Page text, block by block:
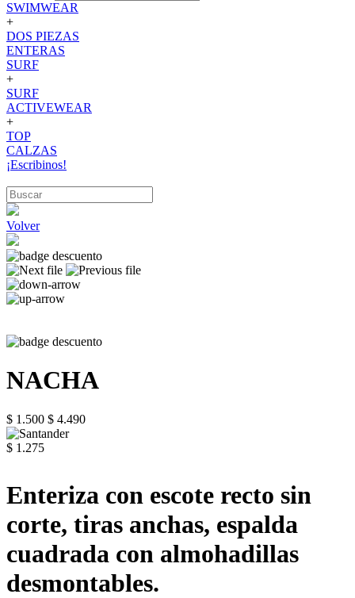
SWIMWEAR
+
DOS PIEZAS
ENTERAS
SURF
+
SURF
ACTIVEWEAR
+
TOP
CALZAS
¡Escribinos!
Volver
NACHA
$ 1.500 $ 4.490
$ 1.275
Enteriza con escote recto sin
corte, tiras anchas, espalda
cuadrada con almohadillas
desmontables.